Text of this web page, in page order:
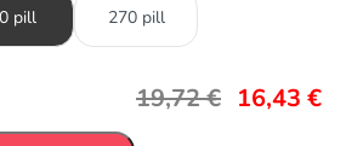
pill 270 pill
19,72€ 16,43 €